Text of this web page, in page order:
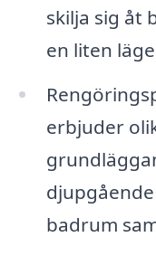
skilja sig åt
en liten
erbjuder
badrum